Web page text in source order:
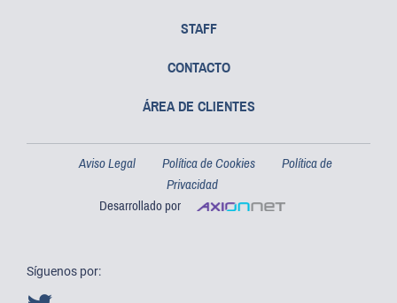
STAFF
CONTACTO
ÁREA DE CLIENTES
Aviso Legal Política de Cookies
Política de
Privacidad
Desarrollado por
Síguenos por: